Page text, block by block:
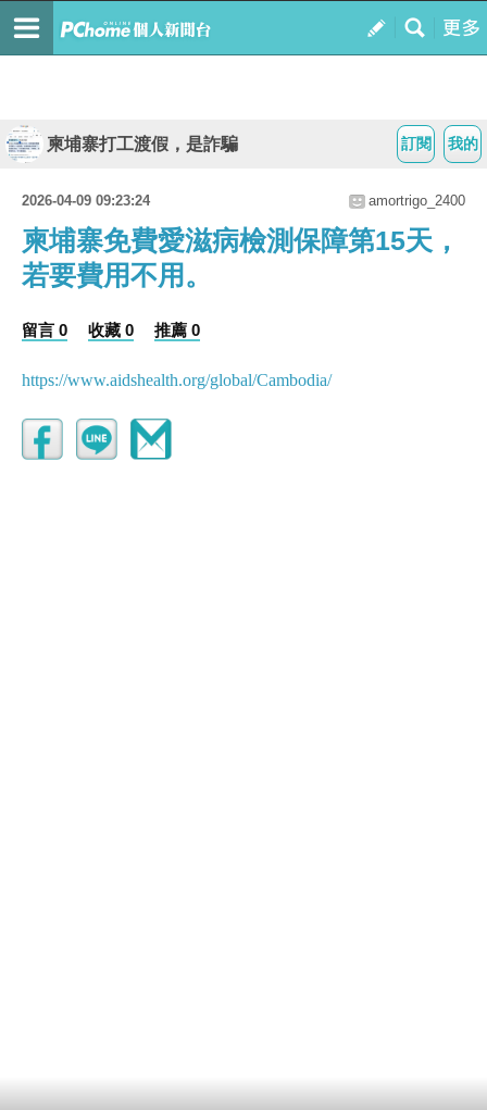
我的
訂閱
柬埔寨打工渡假，是詐騙
2026-04-09 09:23:24 amortrigo_2400
柬埔寨免費愛滋病檢測保障第15天，
若要費用不用。
留言 0 收藏 0 推薦 0
https://www.aidshealth.org/global/Cambodia/